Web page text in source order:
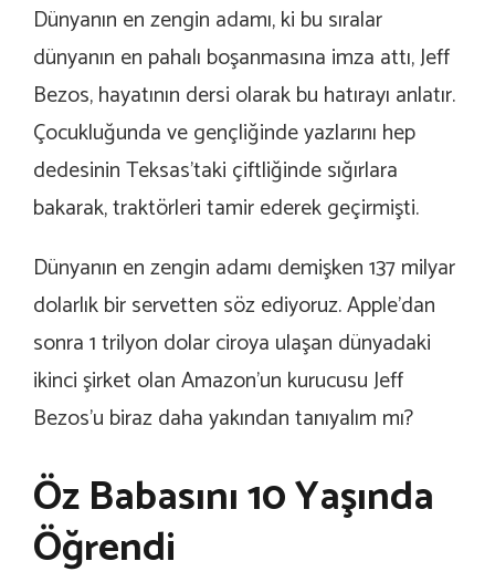
Dünyanın en zengin adamı, ki bu sıralar
dünyanın en pahalı boşanmasına imza attı, Jeff
Bezos, hayatının dersi olarak bu hatırayı anlatır.
Çocukluğunda ve gençliğinde yazlarını hep
dedesinin Teksas’taki çiftliğinde sığırlara
bakarak, traktörleri tamir ederek geçirmişti.
Dünyanın en zengin adamı demişken 137 milyar
dolarlık bir servetten söz ediyoruz. Apple’dan
sonra 1 trilyon dolar ciroya ulaşan dünyadaki
ikinci şirket olan Amazon’un kurucusu Jeff
Bezos’u biraz daha yakından tanıyalım mı?
Öz Babasını 10 Yaşında
Öğrendi